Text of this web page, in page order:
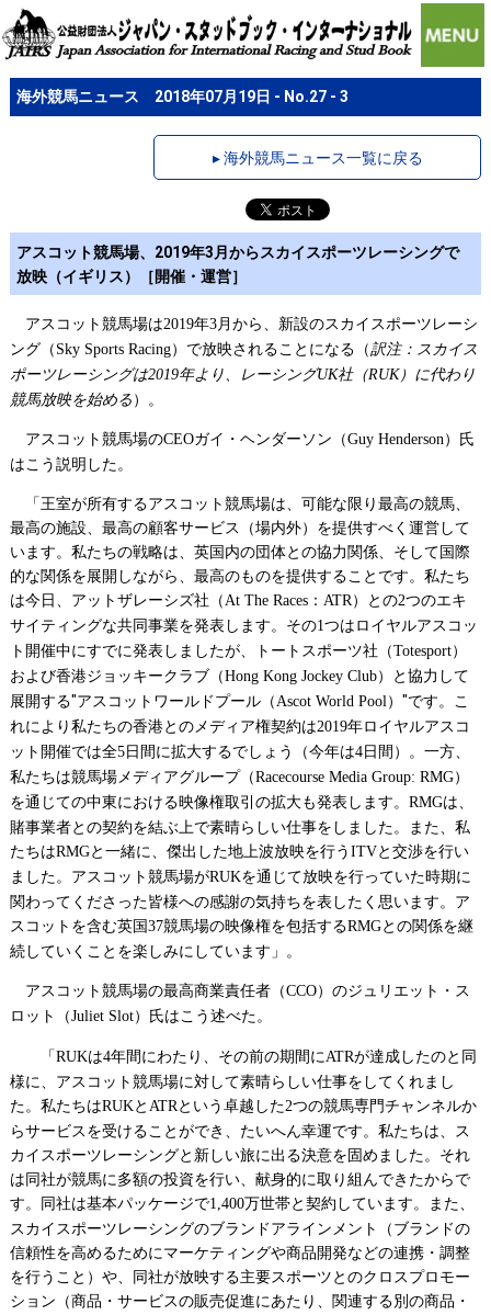
海外競馬ニュース 2018年07月19日 - No.27 - 3
▸ 海外競馬ニュース一覧に戻る
アスコット競馬場、2019年3月からスカイスポーツレーシングで
放映（イギリス）［開催・運営］
アスコット競馬場は2019年3月から、新設のスカイスポーツレーシ
ング（ Sky Sports Racing）で放映されることになる（訳注：スカイス
ポーツレーシングは2019年より、レーシングUK社（RUK）に代わり
競馬放映を始める）。
アスコット競馬場のCEOガイ・ヘンダーソン（Guy Henderson）氏
はこう説明した。
「王室が所有するアスコット競馬場は、可能な限り最高の競馬、
最高の施設、最高の顧客サービス（場内外）を提供すべく運営して
います。私たちの戦略は、英国内の団体との協力関係、そして国際
的な関係を展開しながら、最高のものを提供することです。私たち
は今日、アットザレーシズ社（At The Races： ATR）との2つのエキ
サイティングな共同事業を発表します。その1つはロイヤルアスコッ
ト開催中にすでに発表しましたが、トートスポーツ社（Totesport）
および香港ジョッキークラブ（Hong Kong Jockey Club）と協力して
展開する"アスコットワールドプール（Ascot World Pool）"です。こ
れにより私たちの香港とのメディア権契約は2019年ロイヤルアスコ
ット開催では全5日間に拡大するでしょう（今年は4日間）。一方、
私たちは競馬場メディアグループ（Racecourse Media Group: RMG）
を通じての中東における映像権取引の拡大も発表します。 RMGは、
賭事業者との契約を結ぶ上で素晴らしい仕事をしました。また、私
たちはRMGと一緒に、傑出した地上波放映を行う ITVと交渉を行い
ました。アスコット競馬場がRUKを通じて放映を行っていた時期に
関わってくださった皆様への感謝の気持ちを表したく思います。ア
スコットを含む英国37競馬場の映像権を包括するRMGとの関係を継
続していくことを楽しみにしています」。
アスコット競馬場の最高商業責任者（CCO）のジュリエット・ス
ロット（Juliet Slot）氏はこう述べた。
「RUKは4年間にわたり、その前の期間にATRが達成したのと同
様に、アスコット競馬場に対して素晴らしい仕事をしてくれまし
た。私たちはRUKと ATRという卓越した2つの競馬専門チャンネルか
らサービスを受けることができ、たいへん幸運です。私たちは、ス
カイスポーツレーシングと新しい旅に出る決意を固めました。それ
は同社が競馬に多額の投資を行い、献身的に取り組んできたからで
す。同社は基本パッケージで1,400万世帯と契約しています。また、
スカイスポーツレーシングのブランドアラインメント（ブランドの
信頼性を高めるためにマーケティングや商品開発などの連携・調整
を行うこと）や、同社が放映する主要スポーツとのクロスプロモー
ション（商品・サービスの販売促進にあたり、関連する別の商品・